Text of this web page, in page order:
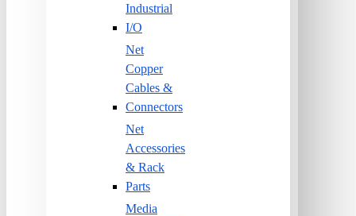
Industrial
I/O
Net
Copper
Cables &
Connectors
Net
Accessories
& Rack
Parts
Media